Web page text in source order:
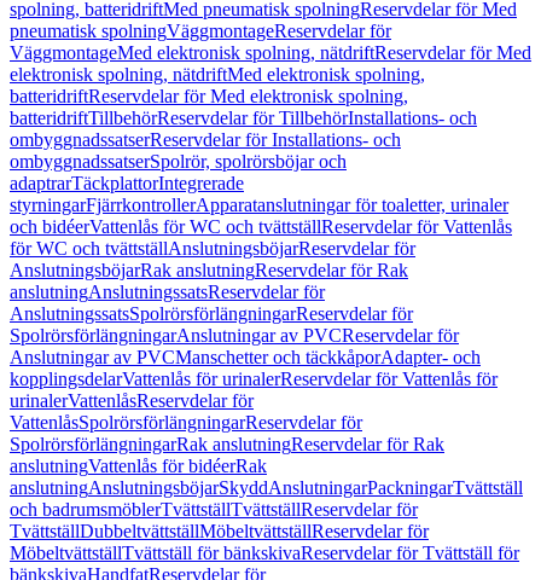
spolning, batteridriftMed pneumatisk spolningReservdelar för Med
pneumatisk spolningVäggmontageReservdelar för
VäggmontageMed elektronisk spolning, nätdriftReservdelar för Med
elektronisk spolning, nätdriftMed elektronisk spolning,
batteridriftReservdelar för Med elektronisk spolning,
batteridriftTillbehörReservdelar för TillbehörInstallations- och
ombyggnadssatserReservdelar för Installations- och
ombyggnadssatserSpolrör, spolrörsböjar och
adaptrarTäckplattorIntegrerade
styrningarFjärrkontrollerApparatanslutningar för toaletter, urinaler
och bidéerVattenlås för WC och tvättställReservdelar för Vattenlås
för WC och tvättställAnslutningsböjarReservdelar för
AnslutningsböjarRak anslutningReservdelar för Rak
anslutningAnslutningssatsReservdelar för
AnslutningssatsSpolrörsförlängningarReservdelar för
SpolrörsförlängningarAnslutningar av PVCReservdelar för
Anslutningar av PVCManschetter och täckkåporAdapter- och
kopplingsdelarVattenlås för urinalerReservdelar för Vattenlås för
urinalerVattenlåsReservdelar för
VattenlåsSpolrörsförlängningarReservdelar för
SpolrörsförlängningarRak anslutningReservdelar för Rak
anslutningVattenlås för bidéerRak
anslutningAnslutningsböjarSkyddAnslutningarPackningarTvättställ
och badrumsmöblerTvättställTvättställReservdelar för
TvättställDubbeltvättställMöbeltvättställReservdelar för
MöbeltvättställTvättställ för bänkskivaReservdelar för Tvättställ för
bänkskivaHandfatReservdelar för